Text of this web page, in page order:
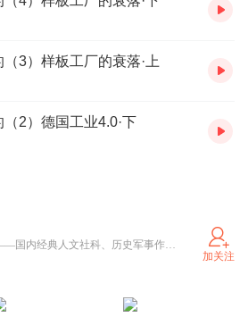
3）样板工厂的衰落·上
2）德国工业4.0·下
让历史感同身受――国内经典人文社科、历史军事作品主播平台。
加关注